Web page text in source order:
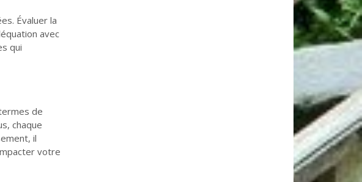
Évaluer la
avec
qui
de
chaque
il
votre